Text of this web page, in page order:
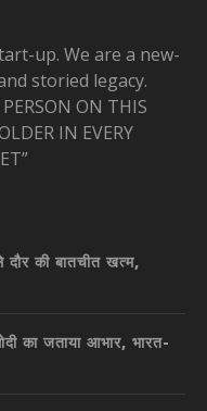
up. We are a new-
storied legacy.
ON THIS
IN EVERY
की बातचीत खत्म,
का जताया आभार, भारत-